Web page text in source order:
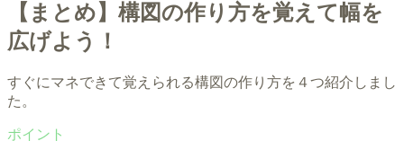
【まとめ】構図の作り方を覚えて幅を
広げよう！
すぐにマネできて覚えられる構図の作り方を４つ紹介しまし
た。